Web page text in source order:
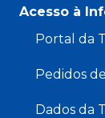
Acesso à
Portal da
Pedidos
Dados da